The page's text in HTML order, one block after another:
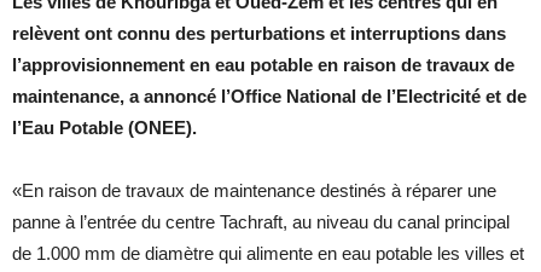
relèvent ont connu des perturbations et interruptions dans
l’approvisionnement en eau potable en raison de travaux de
maintenance, a annoncé l’Office National de l’Electricité et de
l’Eau Potable (ONEE).
«En raison de travaux de maintenance destinés à réparer une
panne à l’entrée du centre Tachraft, au niveau du canal principal
de 1.000 mm de diamètre qui alimente en eau potable les villes et